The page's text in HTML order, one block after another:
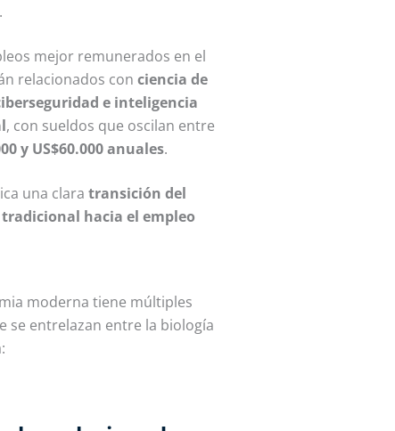
mejor remunerados en el
relacionados con ciencia de
e inteligencia
, con sueldos que oscilan entre
y US$60.000 anuales.
una clara transición del
hacia el empleo
moderna tiene múltiples
se entrelazan entre la biología